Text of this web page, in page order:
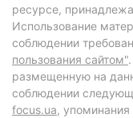
ресурсе,
Использование
соблюдении
пользования сайтом"
размещенную на
соблюдении
focus.ua,